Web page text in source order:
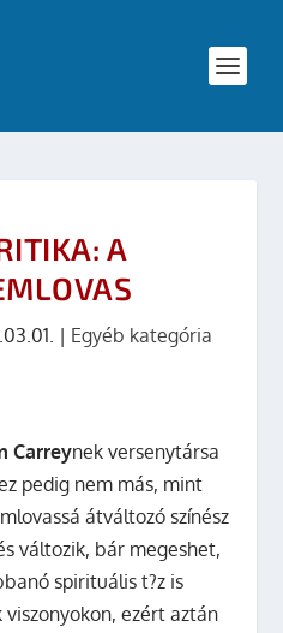
A
| Egyéb kategória
Carreynek versenytársa
pedig nem más, mint
átváltozó színész
változik, bár megeshet,
spirituális t?z is
ezért aztán